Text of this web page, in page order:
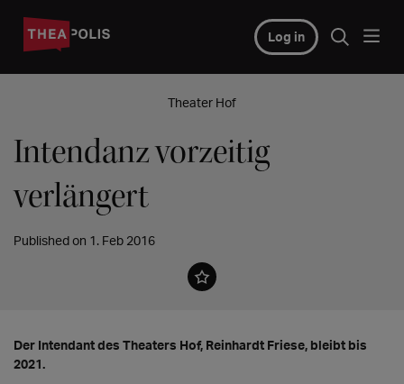
Log in
Theater Hof
Intendanz vorzeitig
verlängert
Published on 1. Feb 2016
Der Intendant des Theaters Hof, Reinhardt Friese, bleibt bis
2021.